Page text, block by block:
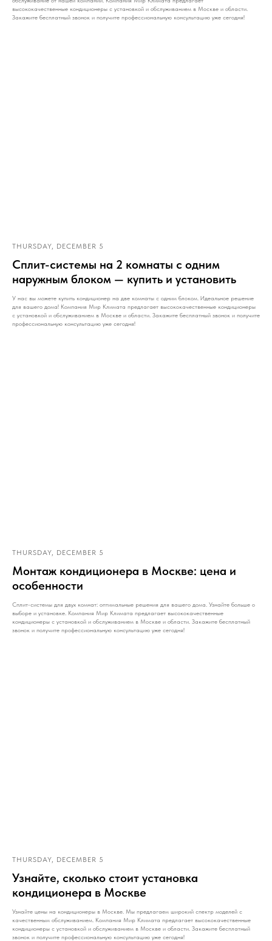
высококачественные кондиционеры с установкой и обслуживанием в Москве и области.
Закажите бесплатный звонок и получите профессиональную консультацию уже сегодня!
THURSDAY, DECEMBER 5
Сплит-системы на 2 комнаты с одним
наружным блоком — купить и установить
У нас вы можете купить кондиционер на две комнаты с одним блоком. Идеальное решение
для вашего дома! Компания Мир Климата предлагает высококачественные кондиционеры
с установкой и обслуживанием в Москве и области. Закажите бесплатный звонок и получите
профессиональную консультацию уже сегодня!
THURSDAY, DECEMBER 5
Монтаж кондиционера в Москве: цена и
особенности
Сплит-системы для двух комнат: оптимальные решения для вашего дома. Узнайте больше о
выборе и установке. Компания Мир Климата предлагает высококачественные
кондиционеры с установкой и обслуживанием в Москве и области. Закажите бесплатный
звонок и получите профессиональную консультацию уже сегодня!
THURSDAY, DECEMBER 5
Узнайте, сколько стоит установка
кондиционера в Москве
Узнайте цены на кондиционеры в Москве. Мы предлагаем широкий спектр моделей с
качественным обслуживанием. Компания Мир Климата предлагает высококачественные
кондиционеры с установкой и обслуживанием в Москве и области. Закажите бесплатный
звонок и получите профессиональную консультацию уже сегодня!